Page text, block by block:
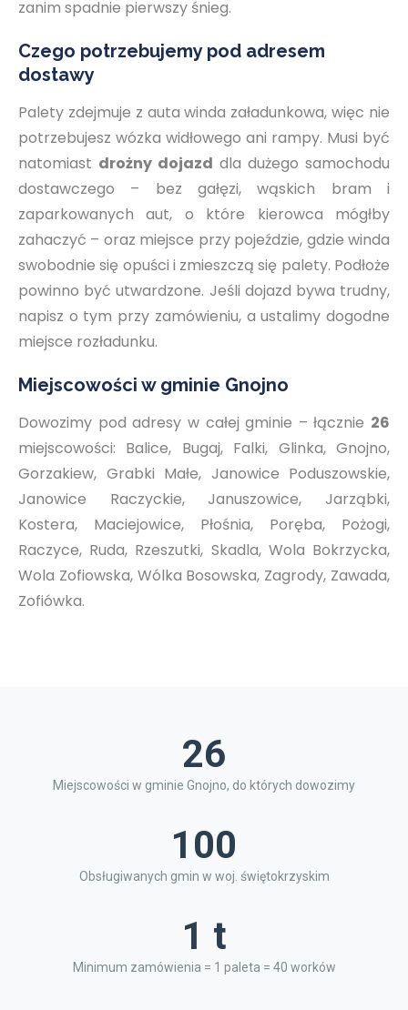
zanim spadnie pierwszy śnieg.
Czego potrzebujemy pod adresem
dostawy
Palety zdejmuje z auta winda załadunkowa, więc nie
potrzebujesz wózka widłowego ani rampy. Musi być
natomiast drożny dojazd dla dużego samochodu
dostawczego – bez gałęzi, wąskich bram i
zaparkowanych aut, o które kierowca mógłby
zahaczyć – oraz miejsce przy pojeździe, gdzie winda
swobodnie się opuści i zmieszczą się palety. Podłoże
powinno być utwardzone. Jeśli dojazd bywa trudny,
napisz o tym przy zamówieniu, a ustalimy dogodne
miejsce rozładunku.
Miejscowości w gminie Gnojno
Dowozimy pod adresy w całej gminie – łącznie 26
miejscowości: Balice, Bugaj, Falki, Glinka, Gnojno,
Gorzakiew, Grabki Małe, Janowice Poduszowskie,
Janowice Raczyckie, Januszowice, Jarząbki,
Kostera, Maciejowice, Płośnia, Poręba, Pożogi,
Raczyce, Ruda, Rzeszutki, Skadla, Wola Bokrzycka,
Wola Zofiowska, Wólka Bosowska, Zagrody, Zawada,
Zofiówka.
26
Miejscowości w gminie Gnojno, do których dowozimy
100
Obsługiwanych gmin w woj. świętokrzyskim
1 t
Minimum zamówienia = 1 paleta = 40 worków